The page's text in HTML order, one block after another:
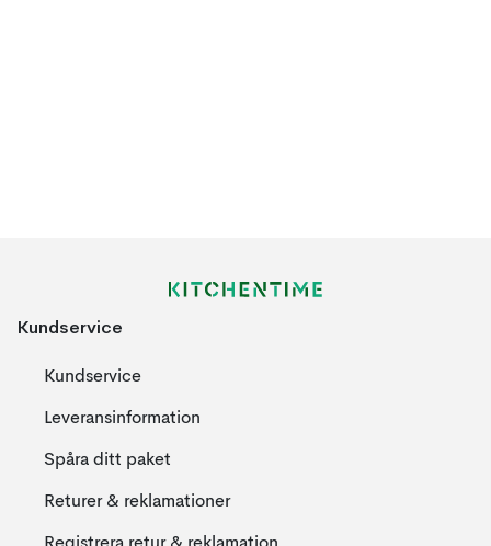
Kundservice
Kundservice
Leveransinformation
Spåra ditt paket
Returer & reklamationer